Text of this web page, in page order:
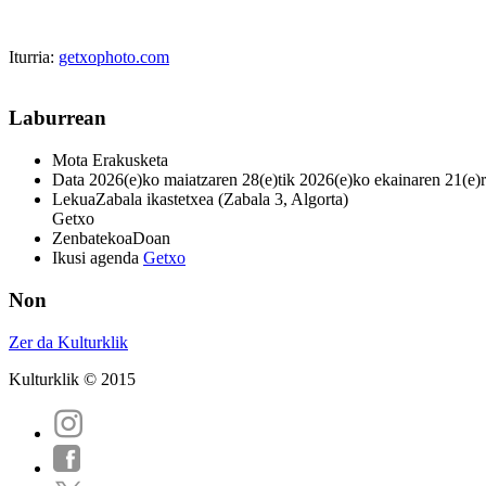
Iturria: getxophoto.com
Laburrean
Mota Erakusketa
Data 2026(e)ko maiatzaren 28(e)tik 2026(e)ko ekainaren
LekuaZabala ikastetxea (Zabala 3, Algorta)
Getxo
ZenbatekoaDoan
Ikusi agenda Getxo
Non
Zer da Kulturklik
Kulturklik © 2015